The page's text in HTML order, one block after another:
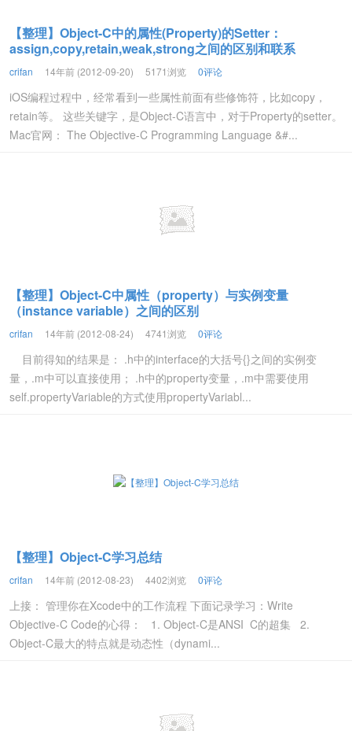
【整理】Object-C中的属性(Property)的Setter：
assign,copy,retain,weak,strong之间的区别和联系
crifan 14年前 (2012-09-20) 5171浏览 0评论
iOS编程过程中，经常看到一些属性前面有些修饰符，比如copy，
retain等。 这些关键字，是Object-C语言中，对于Property的setter。
Mac官网： The Objective-C Programming Language &#...
【整理】Object-C中属性（property）与实例变量
（instance variable）之间的区别
crifan 14年前 (2012-08-24) 4741浏览 0评论
目前得知的结果是： .h中的interface的大括号{}之间的实例变
量，.m中可以直接使用； .h中的property变量，.m中需要使用
self.propertyVariable的方式使用propertyVariabl...
【整理】Object-C学习总结
crifan 14年前 (2012-08-23) 4402浏览 0评论
上接： 管理你在Xcode中的工作流程 下面记录学习：Write
Objective-C Code的心得： 1. Object-C是ANSI C的超集 2.
Object-C最大的特点就是动态性（dynami...